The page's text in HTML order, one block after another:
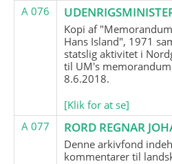
A 076
Kopi af
Hans Island", 1971
statslig aktivitet i
til UM's
8.6.2018.
[Klik for at se]
A 077
RORD REGNAR
Denne arkivfond
kommentarer til